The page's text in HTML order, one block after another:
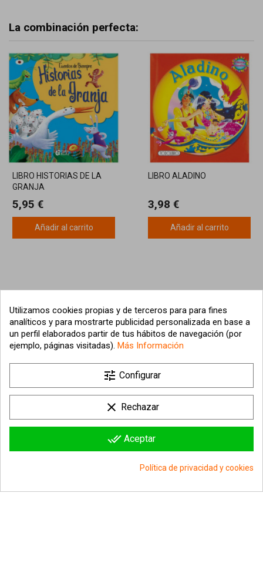
La combinación perfecta:
LIBRO HISTORIAS DE LA
GRANJA
5,95 €
Añadir al carrito
LIBRO ALADINO
3,98 €
Añadir al carrito
Información sobre la tienda 
Utilizamos cookies propias y de terceros para para fines
analíticos y para mostrarte publicidad personalizada en base a
un perfil elaborados partir de tus hábitos de navegación (por
ejemplo, páginas visitadas). Más Información
tune Configurar
clear Rechazar
done_all Aceptar
Política de privacidad y cookies